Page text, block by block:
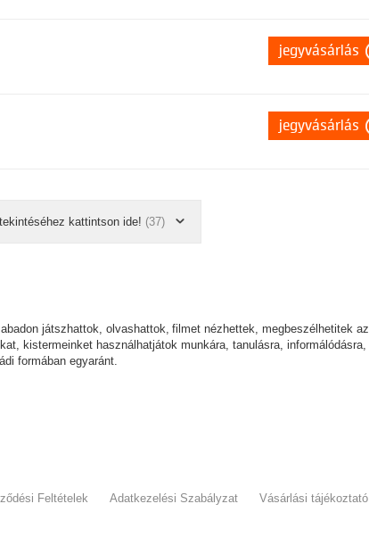
jegyvásárlás
jegyvásárlás
kattintson ide! (37)
játszhattok, olvashattok, filmet nézhettek, megbeszélhetitek az
kistermeinket használhatjátok munkára, tanulásra, informálódásra,
formában egyaránt.
Feltételek Adatkezelési Szabályzat Vásárlási tájékoztató